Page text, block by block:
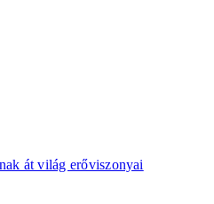
át világ erőviszonyai